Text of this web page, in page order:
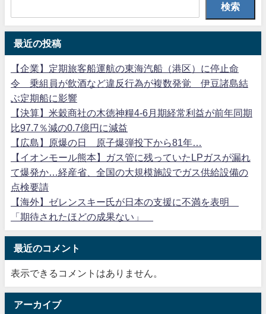
検索
最近の投稿
【企業】定期旅客船運航の東海汽船（港区）に停止命
令 乗組員が飲酒など違反行為が複数発覚 伊豆諸島結
ぶ定期船に影響
【決算】米穀商社の木徳神糧4-6月期経常利益が前年同期
比97.7％減の0.7億円に減益
【広島】原爆の日 原子爆弾投下から81年…
【イオンモール熊本】ガス管に残っていたLPガスが漏れ
て爆発か…経産省、全国の大規模施設でガス供給設備の
点検要請
【海外】ゼレンスキー氏が日本の支援に不満を表明
「期待されたほどの成果ない」
最近のコメント
表示できるコメントはありません。
アーカイブ